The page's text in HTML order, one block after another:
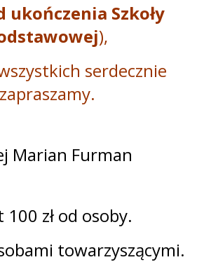
ukończenia Szkoły
),
serdecznie
zapraszamy.
Marian Furman
100 zł od osoby.
towarzyszącymi.